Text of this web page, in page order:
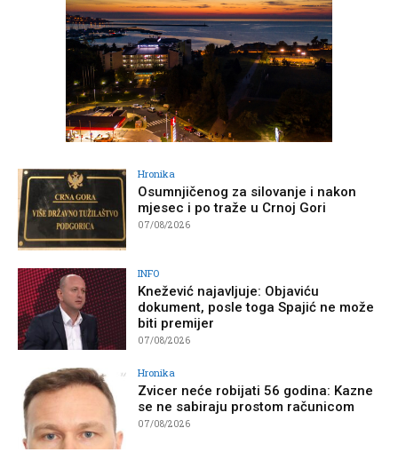
Hronika
Osumnjičenog za silovanje i nakon
mjesec i po traže u Crnoj Gori
07/08/2026
INFO
Knežević najavljuje: Objaviću
dokument, posle toga Spajić ne može
biti premijer
07/08/2026
Hronika
Zvicer neće robijati 56 godina: Kazne
se ne sabiraju prostom računicom
07/08/2026